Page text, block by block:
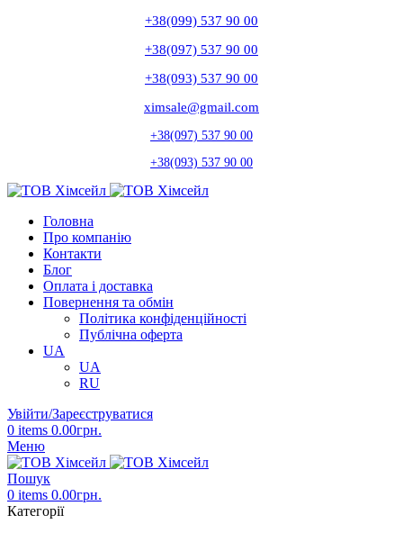
+38(099) 537 90 00
+38(097) 537 90 00
+38(093) 537 90 00
ximsale@gmail.com
+38(097) 537 90 00
+38(093) 537 90 00
Головна
Про компанію
Контакти
Блог
Оплата і доставка
Повернення та обмін
Політика конфіденційності
Публічна оферта
UA
UA
RU
Увійти/Зареєструватися
0 items 0.00грн.
Меню
Пошук
0 items 0.00грн.
Категорії